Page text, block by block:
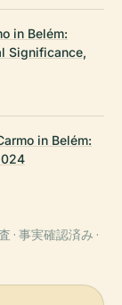
in Belém:
Significance,
in Belém:
事実確認済み ·